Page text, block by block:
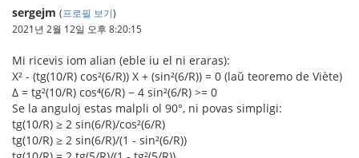
sergejm (프로필 보기)
2021년 2월 12일 오후 8:20:15
Mi ricevis iom alian (eble iu el ni eraras):
X² - (tg(10/R) cos²(6/R)) X + (sin²(6/R)) = 0 (laŭ teoremo de Viète)
Δ = tg²(10/R) cos⁴(6/R) − 4 sin²(6/R) >= 0
Se la anguloj estas malpli ol 90°, ni povas simpligi:
tg(10/R) ≥ 2 sin(6/R)/cos²(6/R)
tg(10/R) ≥ 2 sin(6/R)/(1 - sin²(6/R))